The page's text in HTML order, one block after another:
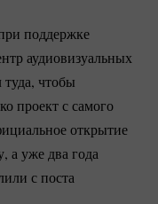
поддержке
аудиовизуальных
туда, чтобы
проект с самого
открытие
а уже два года
с поста